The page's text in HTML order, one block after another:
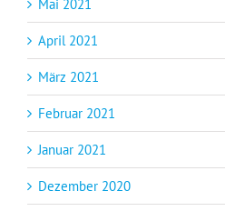
Mai 2021
April 2021
März 2021
Februar 2021
Januar 2021
Dezember 2020